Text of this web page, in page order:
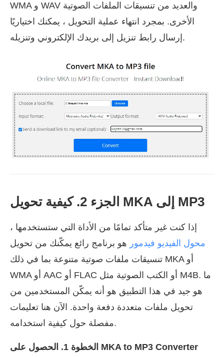
WMA و WAV والعديد من تنسيقات الملفات الصوتية
الأخرى. بمجرد انتهاء عملية التحويل ، يمكنك اختياريًا
إرسال رابط تنزيل إلى بريدك الإلكتروني وتنزيله.
الجزء 2. كيفية تحويل MKA إلى MP3
إذا كنت غير متأكد تمامًا من الأداة التي ستستخدمها ،
محول الفيديو فيدمور هو برنامج رائع يمكّنك من تحويل
تنسيقات ملفات صوتية متنوعة بما في ذلك MKA أو
WMA أو AAC أو FLAC أو الكتب الصوتية مثل M4B. ما
هو جيد في هذا التطبيق هو أنه يمكّن المستخدمين من
تحويل ملفات متعددة دفعة واحدة. الآن هنا تعليمات
مفصلة حول كيفية استخدامه.
الخطوة 1. الحصول على MKA to MP3 Converter